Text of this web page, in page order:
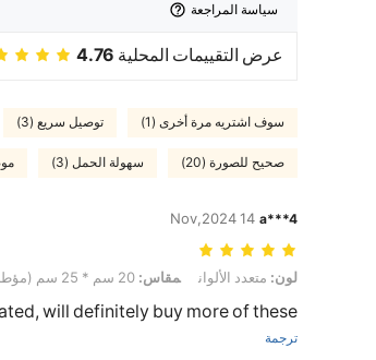
سياسة المراجعة
عرض التقييمات المحلية 4.76
سوف اشتريه مرة أخرى (1) توصيل سريع (3)
صحيح للصورة (20) سهولة الحمل (3)
a***4
14 Nov,2024
لون: متعدد الألوان, مقاس: 20 سم * 25 سم (مؤطر)
لون: متعدد الألوان مقاس:
will definitely buy more of these!
ترجمة